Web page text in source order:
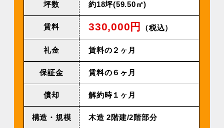
坪数 約18坪(59.50㎡)
賃料 330,000円 （税込）
礼金 賃料の２ヶ月
保証金 賃料の６ヶ月
償却 解約時１ヶ月
構造・規模 ⽊造 2階建/2階部分